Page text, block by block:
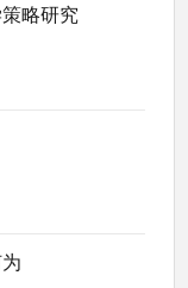
略研究